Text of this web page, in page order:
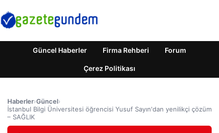
Güncel Haberler Firma Rehberi Forum
Çerez Politikası
Haberler›Güncel›
İstanbul Bilgi Üniversitesi öğrencisi Yusuf Sayın'dan yenilikçi çözüm
– SAĞLIK